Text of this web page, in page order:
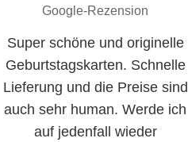
Google-Rezension
Super schöne und originelle
Geburtstagskarten. Schnelle
Lieferung und die Preise sind
auch sehr human. Werde ich
auf jedenfall wieder